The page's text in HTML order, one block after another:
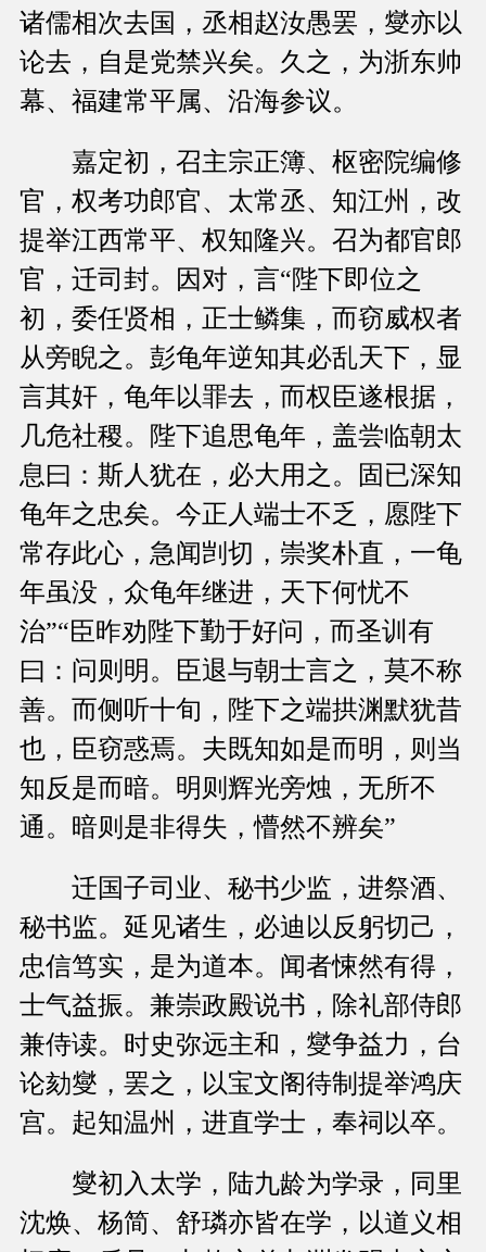
诸儒相次去国，丞相赵汝愚罢，燮亦以
论去，自是党禁兴矣。久之，为浙东帅
幕、福建常平属、沿海参议。
嘉定初，召主宗正簿、枢密院编修
官，权考功郎官、太常丞、知江州，改
提举江西常平、权知隆兴。召为都官郎
官，迁司封。因对，言“陛下即位之
初，委任贤相，正士鳞集，而窃威权者
从旁睨之。彭龟年逆知其必乱天下，显
言其奸，龟年以罪去，而权臣遂根据，
几危社稷。陛下追思龟年，盖尝临朝太
息曰：斯人犹在，必大用之。固已深知
龟年之忠矣。今正人端士不乏，愿陛下
常存此心，急闻剀切，崇奖朴直，一龟
年虽没，众龟年继进，天下何忧不
治”“臣昨劝陛下勤于好问，而圣训有
曰：问则明。臣退与朝士言之，莫不称
善。而侧听十旬，陛下之端拱渊默犹昔
也，臣窃惑焉。夫既知如是而明，则当
知反是而暗。明则辉光旁烛，无所不
通。暗则是非得失，懵然不辨矣”
迁国子司业、秘书少监，进祭酒、
秘书监。延见诸生，必迪以反躬切己，
忠信笃实，是为道本。闻者悚然有得，
士气益振。兼崇政殿说书，除礼部侍郎
兼侍读。时史弥远主和，燮争益力，台
论劾燮，罢之，以宝文阁待制提举鸿庆
宫。起知温州，进直学士，奉祠以卒。
燮初入太学，陆九龄为学录，同里
沈焕、杨简、舒璘亦皆在学，以道义相